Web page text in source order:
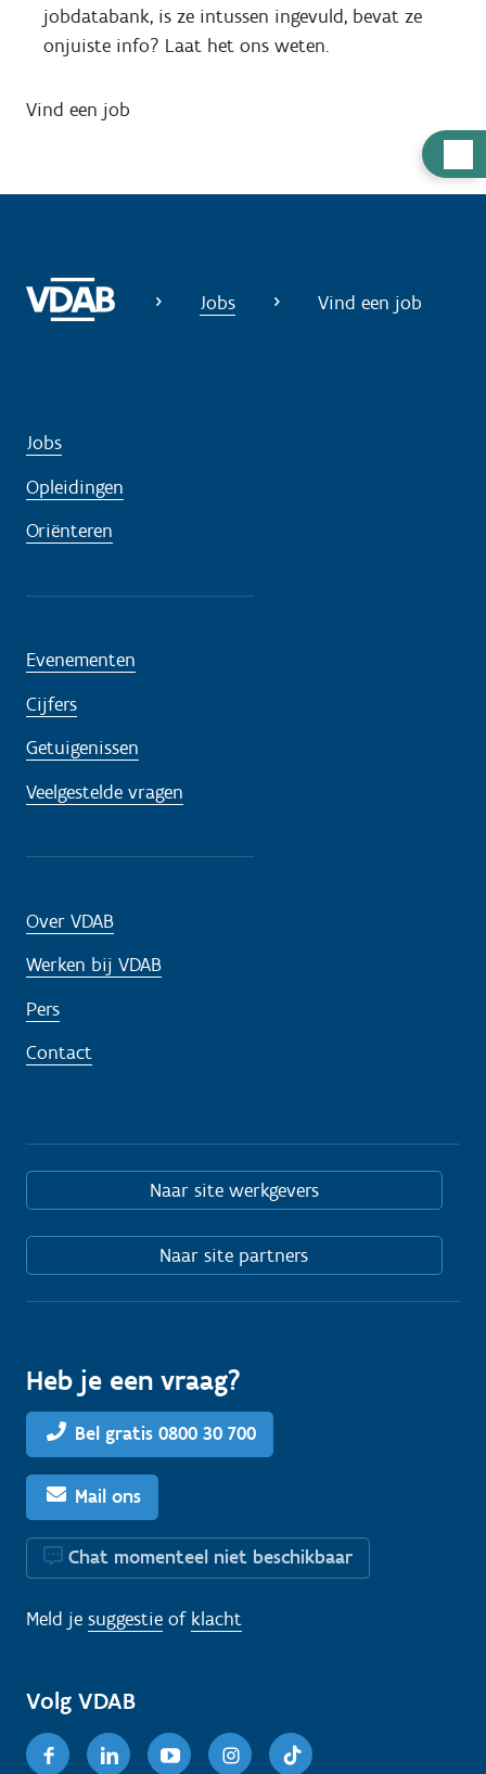
u
jobdatabank, is ze intussen ingevuld, bevat ze
onjuiste info? Laat het ons weten.
Vind een job
Jobs Vind een job
Jobs
Opleidingen
Oriënteren
Evenementen
Cijfers
Getuigenissen
Veelgestelde vragen
Over VDAB
Werken bij VDAB
Pers
Contact
Naar site werkgevers
Naar site partners
Heb je een vraag?
Bel gratis 0800 30 700
Mail ons
Chat momenteel niet beschikbaar
Meld je suggestie of klacht
Volg VDAB
FacebookLinkedinYoutubeInstagram